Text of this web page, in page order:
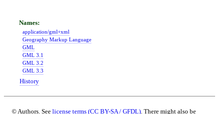
application/gml+xml
Geography Markup Language
GML
GML 3.1
GML 3.2
GML 3.3
History
© Authors. See license terms (CC BY-SA / GFDL) . There might also be